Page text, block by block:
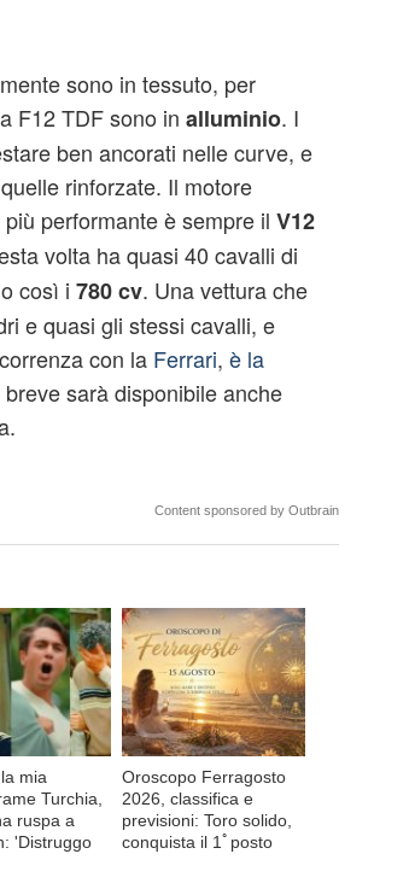
sono in tessuto, per
F12 TDF sono in alluminio. I
ben ancorati nelle curve, e
rinforzate. Il motore
performante è sempre il V12
volta ha quasi 40 cavalli di
così i 780 cv. Una vettura che
e quasi gli stessi cavalli, e
con la Ferrari, è la
sarà disponibile anche
Content sponsored by Outbrain
mia
Turchia,
ruspa a
'Distruggo
Oroscopo Ferragosto
2026, classifica e
previsioni: Toro solido,
conquista il 1ﾟposto